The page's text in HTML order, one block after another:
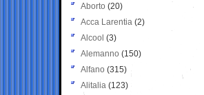
Aborto (20)
Acca Larentia (2)
Alcool (3)
Alemanno (150)
Alfano (315)
Alitalia (123)